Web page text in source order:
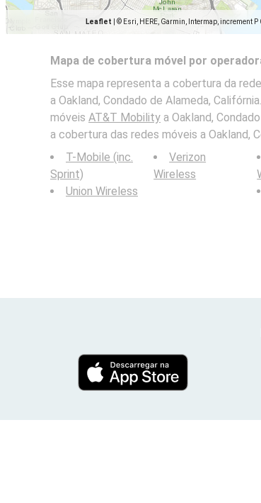
Leaflet © Esri, HERE, Garmin, Intermap, increment P
Mapa de cobertura móvel por
Esse mapa representa a cobertura da
a Oakland, Condado de Alameda,
móveis AT&T Mobility a Oakland,
a cobertura das redes móveis a Oakland,
T-Mobile (inc.
Sprint)
Union Wireless
Verizon
Wireless